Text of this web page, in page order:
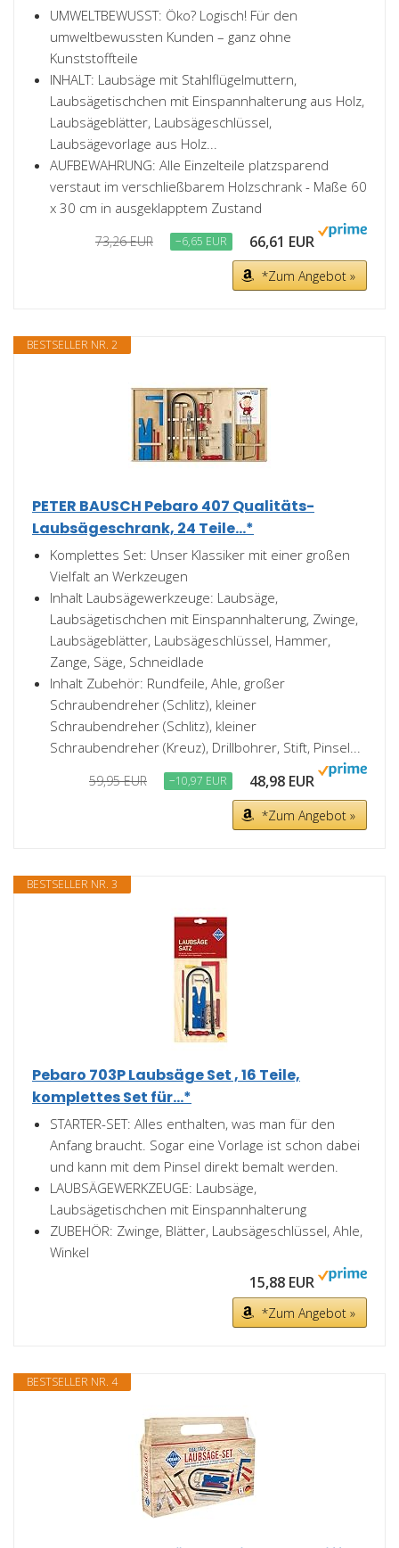
UMWELTBEWUSST: Öko? Logisch! Für den
umweltbewussten Kunden – ganz ohne
Kunststoffteile
INHALT: Laubsäge mit Stahlflügelmuttern,
Laubsägetischchen mit Einspannhalterung aus Holz,
Laubsägeblätter, Laubsägeschlüssel,
Laubsägevorlage aus Holz...
AUFBEWAHRUNG: Alle Einzelteile platzsparend
verstaut im verschließbarem Holzschrank - Maße 60
x 30 cm in ausgeklapptem Zustand
73,26 EUR −6,65 EUR 66,61 EUR
*Zum Angebot »
BESTSELLER NR. 2
PETER BAUSCH Pebaro 407 Qualitäts-
Laubsägeschrank, 24 Teile...*
Komplettes Set: Unser Klassiker mit einer großen
Vielfalt an Werkzeugen
Inhalt Laubsägewerkzeuge: Laubsäge,
Laubsägetischchen mit Einspannhalterung, Zwinge,
Laubsägeblätter, Laubsägeschlüssel, Hammer,
Zange, Säge, Schneidlade
Inhalt Zubehör: Rundfeile, Ahle, großer
Schraubendreher (Schlitz), kleiner
Schraubendreher (Schlitz), kleiner
Schraubendreher (Kreuz), Drillbohrer, Stift, Pinsel...
59,95 EUR −10,97 EUR 48,98 EUR
*Zum Angebot »
BESTSELLER NR. 3
Pebaro 703P Laubsäge Set , 16 Teile,
komplettes Set für...*
STARTER-SET: Alles enthalten, was man für den
Anfang braucht. Sogar eine Vorlage ist schon dabei
und kann mit dem Pinsel direkt bemalt werden.
LAUBSÄGEWERKZEUGE: Laubsäge,
Laubsägetischchen mit Einspannhalterung
ZUBEHÖR: Zwinge, Blätter, Laubsägeschlüssel, Ahle,
Winkel
15,88 EUR
*Zum Angebot »
BESTSELLER NR. 4